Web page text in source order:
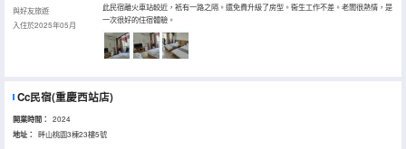
與好友旅遊
入住於2025年05月
此民宿離火車站較近，衹有一路之隔。還免費升級了房型。衞生工作不差。老闆很熱情，是
一次很好的住宿體驗。
Cc民宿(重慶西站店)
開業時間： 2024
地址： 畔山桃園3棟23樓5號